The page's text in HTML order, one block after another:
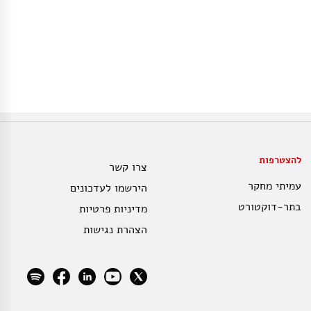
להצטרפות
עמיתי מחקר
בתר-דוקטורט
צרו קשר
הירשמו לעדכונים
מדיניות פרטיות
הצהרת נגישות